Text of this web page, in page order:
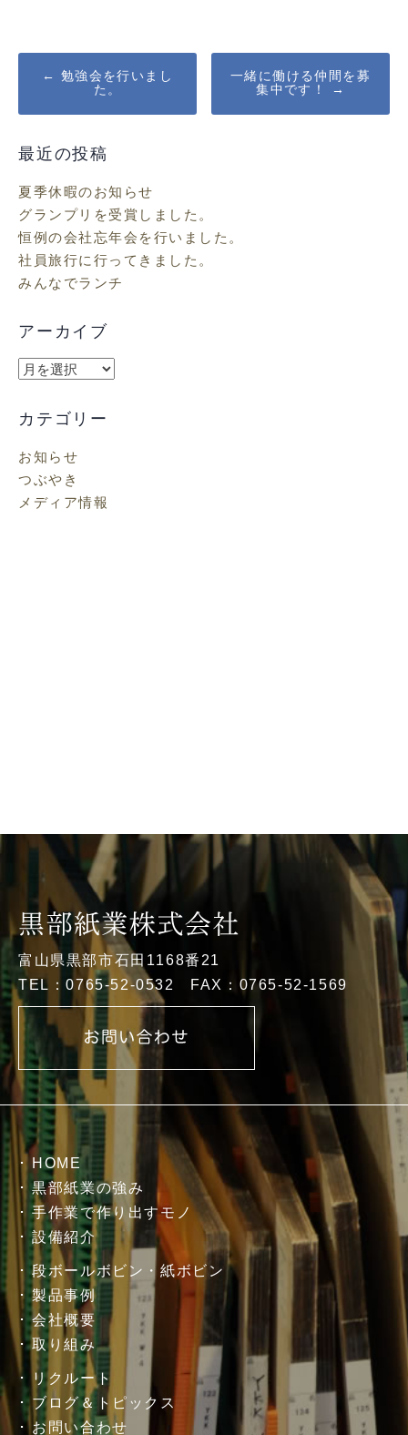
Post
navigation
← 勉強会を行いまし
た。
一緒に働ける仲間を募
集中です！
→
最近の投稿
夏季休暇のお知らせ
グランプリを受賞しました。
恒例の会社忘年会を行いました。
社員旅行に行ってきました。
みんなでランチ
アーカイブ
ア
カ
ブ
カテゴリー
お知らせ
つぶやき
メディア情報
富山県黒部市石田1168番21
TEL：0765-52-0532 FAX：0765-52-1569
HOME
黒部紙業の強み
手作業で作り出すモノ
設備紹介
段ボールボビン・紙ボビン
製品事例
会社概要
取り組み
リクルート
ブログ＆トピックス
お問い合わせ